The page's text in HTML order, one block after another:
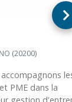
ISLAND
IS SUR TILLE (21120)